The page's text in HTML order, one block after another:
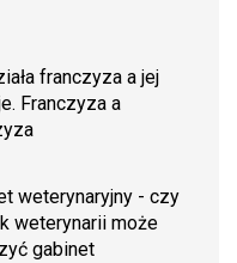
franczyza a jej
Franczyza a
weterynaryjny - czy
weterynarii może
gabinet